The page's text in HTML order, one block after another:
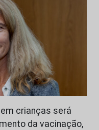
crianças será
da vacinação,